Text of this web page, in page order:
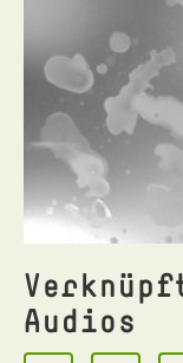
Audios